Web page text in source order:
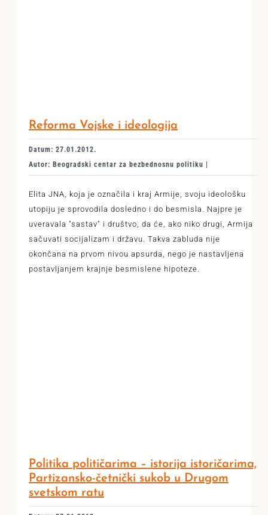
Reforma Vojske i ideologija
Datum: 27.01.2012.
Autor: Beogradski centar za bezbednosnu politiku |
Elita JNA, koja je označila i kraj Armije, svoju ideološku
utopiju je sprovodila dosledno i do besmisla. Najpre je
uveravala "sastav" i društvo, da će, ako niko drugi, Armija
sačuvati socijalizam i državu. Takva zabluda nije
okončana na prvom nivou apsurda, nego je nastavljena
postavljanjem krajnje besmislene hipoteze.
Politika političarima – istorija istoričarima,
Partizansko-četnički sukob u Drugom
svetskom ratu